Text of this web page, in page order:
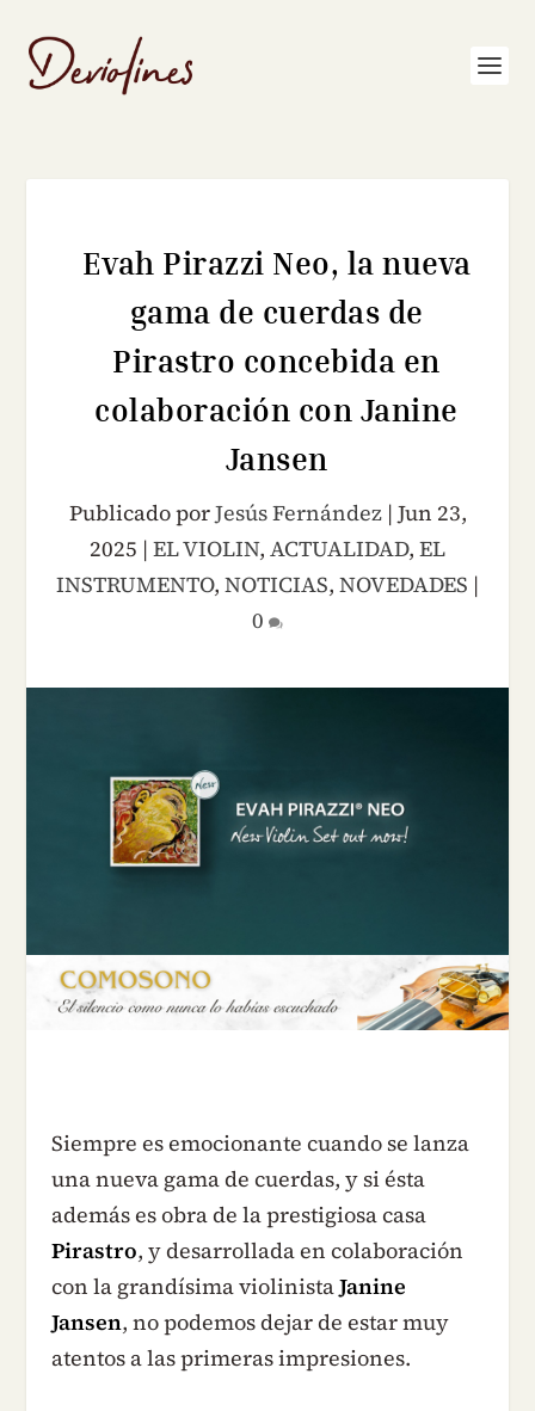
Evah Pirazzi Neo, la nueva
gama de cuerdas de
Pirastro concebida en
colaboración con Janine
Jansen
Publicado porJesús Fernández| Jun 23,
2025 | EL VIOLIN, ACTUALIDAD, EL
INSTRUMENTO, NOTICIAS, NOVEDADES |
0
Siempre es emocionante cuando se lanza
una nueva gama de cuerdas, y si ésta
además es obra de la prestigiosa casa
Pirastro, y desarrollada en colaboración
con la grandísima violinistaJanine
Jansen, no podemos dejar de estar muy
atentos a las primeras impresiones.